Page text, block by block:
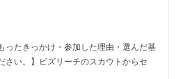
ったきっかけ・参加した理由・選んだ基
さい。】ビズリーチのスカウトからセ